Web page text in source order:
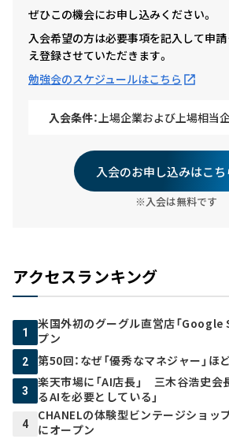
ぜひこの機会にお申し込みください。
入会希望の方は必要事項を記入して申請
え登録させていただきます。
勉強会のスケジュールはこちら
入会条件：上場企業および上場相当
入会のお申し込みはこち
※入会は無料です
アクセスランキング
1
米国外初のグーグル直営店「Google
プン
2 第50回：なぜ「優秀なマネジャー」
3
楽天市場に「AI店長」 三木谷浩史会
るAIを必要としている」
4
CHANELの体験型ビンテージショッ
にオープン